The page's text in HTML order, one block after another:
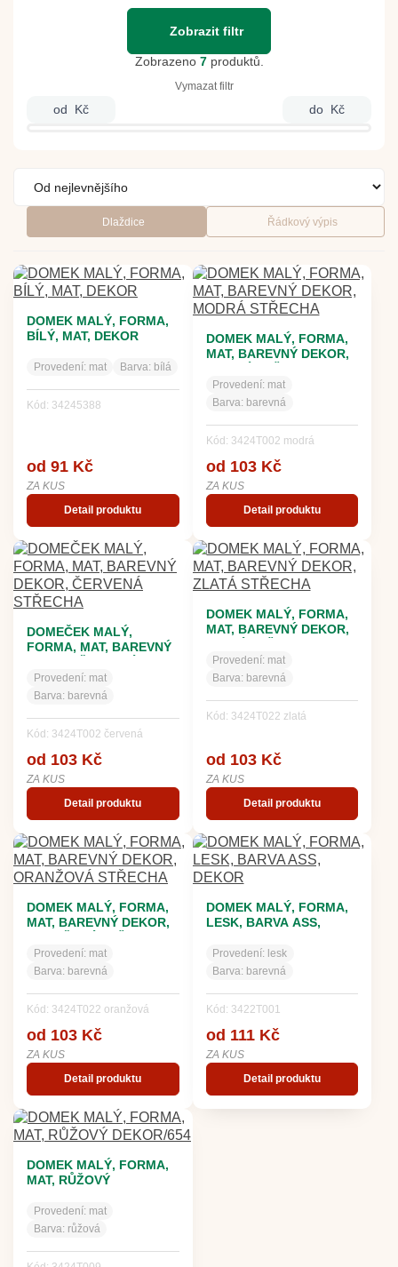
Zobrazit filtr
Zobrazeno 7produktů.
Vymazat filtr
od Kč do Kč
Dlaždice Řádkový výpis
DOMEK MALÝ, FORMA,
BÍLÝ, MAT, DEKOR
Provedení: mat Barva: bílá
Kód: 34245388
od 91 Kč
ZA KUS
Detail produktu
DOMEK MALÝ, FORMA,
MAT, BAREVNÝ DEKOR,
Provedení: mat
Barva: barevná
Kód: 3424T002 modrá
od 103 Kč
ZA KUS
Detail produktu
DOMEČEK MALÝ,
FORMA, MAT, BAREVNÝ
STŘECHA
Provedení: mat
Barva: barevná
Kód: 3424T002 červená
od 103 Kč
ZA KUS
Detail produktu
DOMEK MALÝ, FORMA,
MAT, BAREVNÝ DEKOR,
Provedení: mat
Barva: barevná
Kód: 3424T022 zlatá
od 103 Kč
ZA KUS
Detail produktu
DOMEK MALÝ, FORMA,
MAT, BAREVNÝ DEKOR,
Provedení: mat
Barva: barevná
Kód: 3424T022 oranžová
od 103 Kč
ZA KUS
Detail produktu
DOMEK MALÝ, FORMA,
LESK, BARVA ASS,
Provedení: lesk
Barva: barevná
Kód: 3422T001
od 111 Kč
ZA KUS
Detail produktu
DOMEK MALÝ, FORMA,
MAT, RŮŽOVÝ
Provedení: mat
Barva: růžová